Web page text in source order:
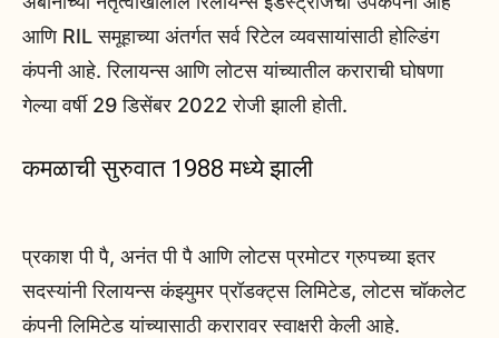
आणि RIL समूहाच्या अंतर्गत सर्व रिटेल व्यवसायांसाठी होल्डिंग
कंपनी आहे. रिलायन्स आणि लोटस यांच्यातील कराराची घोषणा
गेल्या वर्षी 29 डिसेंबर 2022 रोजी झाली होती.
कमळाची सुरुवात 1988 मध्ये झाली
प्रकाश पी पै, अनंत पी पै आणि लोटस प्रमोटर ग्रुपच्या इतर
सदस्यांनी रिलायन्स कंझ्युमर प्रॉडक्ट्स लिमिटेड, लोटस चॉकलेट
कंपनी लिमिटेड यांच्यासाठी करारावर स्वाक्षरी केली आहे.